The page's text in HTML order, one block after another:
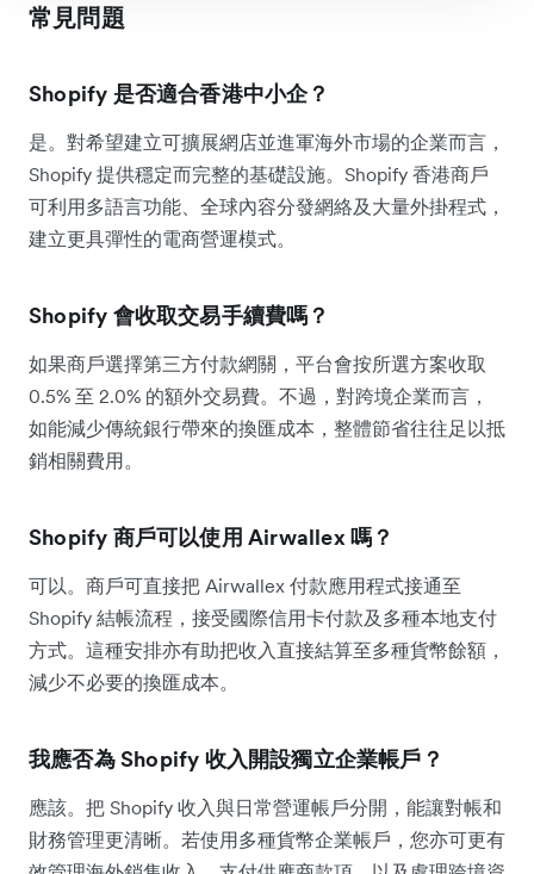
常見問題
Shopify 是否適合香港中小企？
是。對希望建立可擴展網店並進軍海外市場的企業而言，
Shopify 提供穩定而完整的基礎設施。Shopify 香港商戶
可利用多語言功能、全球內容分發網絡及大量外掛程式，
建立更具彈性的電商營運模式。
Shopify 會收取交易手續費嗎？
如果商戶選擇第三方付款網關，平台會按所選方案收取
0.5% 至 2.0% 的額外交易費。不過，對跨境企業而言，
如能減少傳統銀行帶來的換匯成本，整體節省往往足以抵
銷相關費用。
Shopify 商戶可以使用 Airwallex 嗎？
可以。商戶可直接把 Airwallex 付款應用程式接通至
Shopify 結帳流程，接受國際信用卡付款及多種本地支付
方式。這種安排亦有助把收入直接結算至多種貨幣餘額，
減少不必要的換匯成本。
我應否為 Shopify 收入開設獨立企業帳戶？
應該。把 Shopify 收入與日常營運帳戶分開，能讓對帳和
財務管理更清晰。若使用多種貨幣企業帳戶，您亦可更有